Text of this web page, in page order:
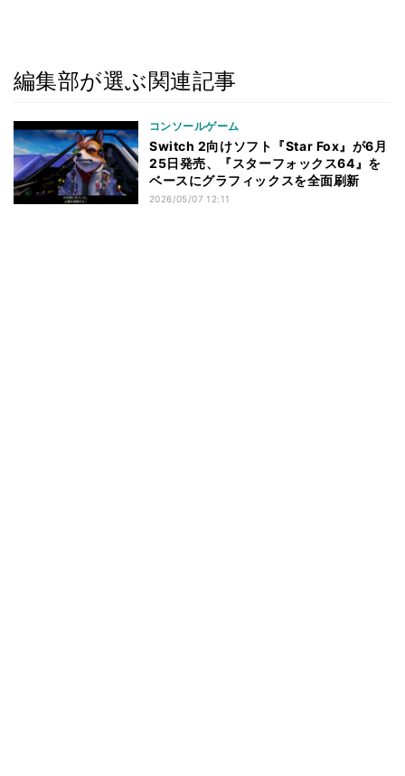
編集部が選ぶ関連記事
コンソールゲーム
Switch 2向けソフト『Star Fox』が6月
25日発売、『スターフォックス64』を
ベースにグラフィックスを全面刷新
2026/05/07 12:11